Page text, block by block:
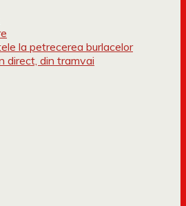
la petrecerea burlacelor
direct, din tramvai